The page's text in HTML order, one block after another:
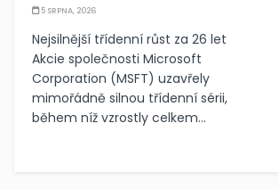
5 SRPNA, 2026
Nejsilnější třídenní růst za 26 let
Akcie společnosti Microsoft
Corporation (MSFT) uzavřely
mimořádně silnou třídenní sérii,
během níž vzrostly celkem...